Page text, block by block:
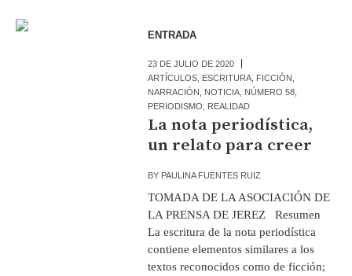
ENTRADA
23 DE JULIO DE 2020
ARTÍCULOS ESCRITURA FICCIÓN
NARRACIÓN
NOTICIA NÚMERO 58
PERIODISMO
REALIDAD
La nota periodística,
un relato para creer
BY PAULINA FUENTES RUIZ
TOMADA DE LA ASOCIACIÓN DE
LA PRENSA DE JEREZ Resumen
La escritura de la nota periodística
contiene elementos similares a los
textos reconocidos como de ficción;